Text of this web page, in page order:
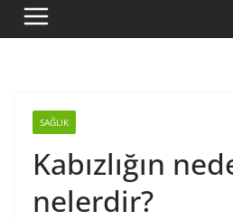
SAĞLIK
Kabızlığın
nelerdir?